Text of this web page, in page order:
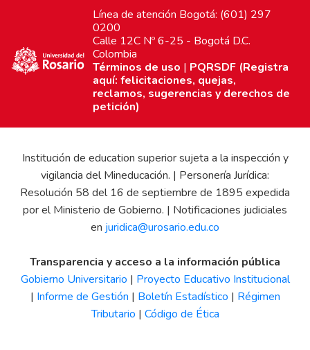
Línea de atención Bogotá: (601) 297
0200
Calle 12C Nº 6-25 - Bogotá D.C.
Colombia
Términos de uso | PQRSDF (Registra
aquí: felicitaciones, quejas,
reclamos, sugerencias y derechos de
petición)
Institución de education superior sujeta a la inspección y
vigilancia del Mineducación. | Personería Jurídica:
Resolución 58 del 16 de septiembre de 1895 expedida
por el Ministerio de Gobierno. | Notificaciones judiciales
en juridica@urosario.edu.co
Transparencia y acceso a la información pública
Gobierno Universitario | Proyecto Educativo Institucional
| Informe de Gestión | Boletín Estadístico | Régimen
Tributario | Código de Ética